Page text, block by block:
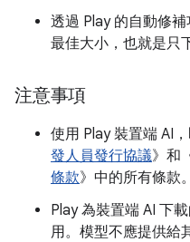
透過 Play 的自動修
最佳大小，也就是只
注意事項
使用 Play 裝置端 AI
發人員發行協議》和
條款》中的所有條款。
Play 為裝置端 AI 下
用。模型不應提供給